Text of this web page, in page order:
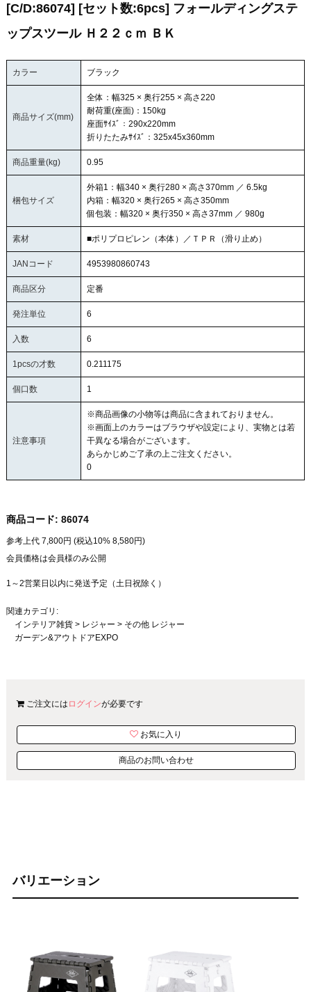
[C/D:86074] [セット数:6pcs] フォールディングステ
ップスツール Ｈ２２ｃｍ ＢＫ
カラー ブラック
商品サイズ(mm)
全体：幅325 × 奥行255 × 高さ220
耐荷重(座面)：150kg
座面ｻｲｽﾞ：290x220mm
折りたたみｻｲｽﾞ：325x45x360mm
商品重量(kg) 0.95
梱包サイズ
外箱1：幅340 × 奥行280 × 高さ370mm ／ 6.5kg
内箱：幅320 × 奥行265 × 高さ350mm
個包装：幅320 × 奥行350 × 高さ37mm ／ 980g
素材 ■ポリプロピレン（本体）／ＴＰＲ（滑り止め）
JANコード 4953980860743
商品区分 定番
発注単位 6
入数 6
1pcsの才数 0.211175
個口数 1
注意事項
※商品画像の小物等は商品に含まれておりません。
※画面上のカラーはブラウザや設定により、実物とは若
干異なる場合がございます。
あらかじめご了承の上ご注文ください。
0
商品コード: 86074
参考上代 7,800円 (税込10% 8,580円)
会員価格は会員様のみ公開
1～2営業日以内に発送予定（土日祝除く）
関連カテゴリ:
インテリア雑貨> レジャー > その他 レジャー
ガーデン&アウトドアEXPO
ご注文には ログインが必要です
お気に入り
商品のお問い合わせ
バリエーション